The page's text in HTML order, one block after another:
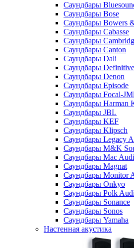
Саундбары
Саундбары Bose
Саундбары Bowers
Саундбары Cabasse
Саундбары
Саундбары Canton
Саундбары Dali
Саундбары
Саундбары Denon
Саундбары Episode
Саундбары Focal-
Саундбары Harman
Саундбары JBL
Саундбары KEF
Саундбары Klipsch
Саундбары Legacy
Саундбары M&K
Саундбары Mac
Саундбары Magnat
Саундбары Monitor
Саундбары Onkyo
Саундбары Polk
Саундбары Sonance
Саундбары Sonos
Саундбары Yamaha
Настенная акустика